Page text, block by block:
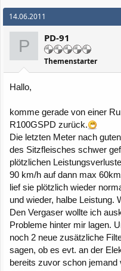
14.06.2011
P PD-91
Themenstarter
Hallo,
komme gerade von einer
R100GSPD zurück.
Die letzten Meter nach
des Sitzfleisches schwer
plötzlichen
90 km/h auf dann max
lief sie plötzlich wieder
und wieder, halbe Leistung.
Den Vergaser wollte ich
Probleme hinter mir lagen.
noch 2 neue zusätzliche
sagen, ob es evt. an der
bereits zuvor schon jemand